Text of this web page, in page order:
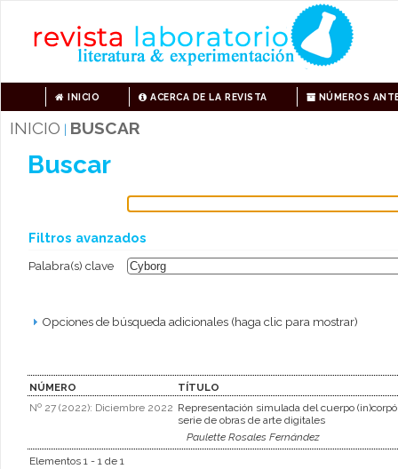
INICIO ACERCA DE LA REVISTA NÚMEROS
INICIO BUSCAR
Buscar
Filtros avanzados
Palabra(s) clave
Opciones de búsqueda adicionales (haga clic para mostrar)
NÚMERO
TÍTULO
Nº 27 (2022): Diciembre 2022 Representación simulada del cuerpo
serie de obras de arte digitales
Paulette Rosales Fernández
Elementos 1 - 1 de 1